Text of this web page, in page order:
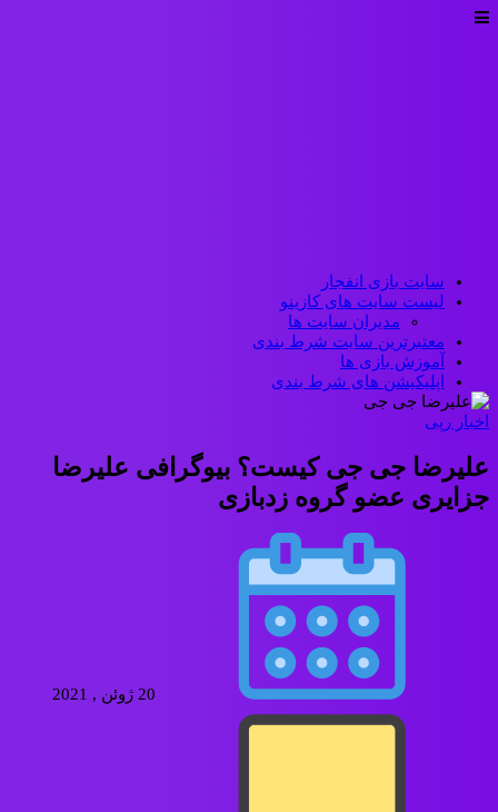
سایت بازی انفجار
لیست سایت های کازینو
مدیران سایت ها
معتبرترین سایت شرط بندی
آموزش بازی ها
اپلیکیشن های شرط بندی
اخبار رپی
علیرضا جی جی کیست؟ بیوگرافی علیرضا
جزایری عضو گروه زدبازی
20 ژوئن , 2021